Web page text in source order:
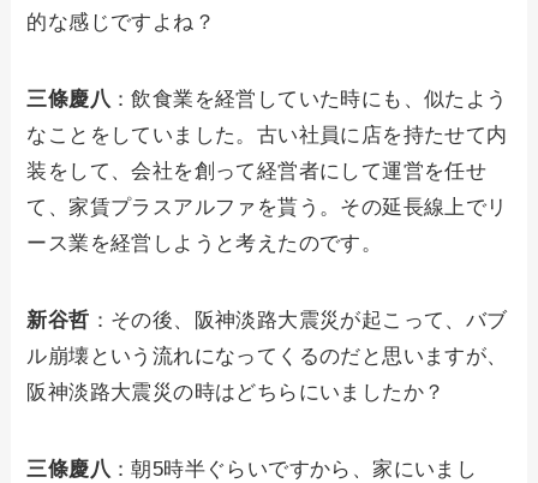
的な感じですよね？
三條慶八 ：飲食業を経営していた時にも、似たよう
なことをしていました。古い社員に店を持たせて内
装をして、会社を創って経営者にして運営を任せ
て、家賃プラスアルファを貰う。その延長線上でリ
ース業を経営しようと考えたのです。
新谷哲 ：その後、阪神淡路大震災が起こって、バブ
ル崩壊という流れになってくるのだと思いますが、
阪神淡路大震災の時はどちらにいましたか？
三條慶八 ：朝5時半ぐらいですから、家にいまし